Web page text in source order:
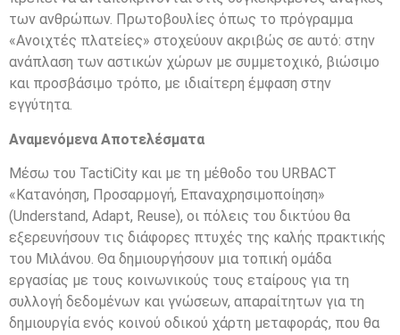
των ανθρώπων. Πρωτοβουλίες όπως το πρόγραμμα
«Ανοιχτές πλατείες» στοχεύουν ακριβώς σε αυτό: στην
ανάπλαση των αστικών χώρων με συμμετοχικό, βιώσιμο
και προσβάσιμο τρόπο, με ιδιαίτερη έμφαση στην
εγγύτητα.
Αναμενόμενα Αποτελέσματα
Μέσω του TactiCity και με τη μέθοδο του URBACT
«Κατανόηση, Προσαρμογή, Επαναχρησιμοποίηση»
(Understand, Adapt, Reuse), οι πόλεις του δικτύου θα
εξερευνήσουν τις διάφορες πτυχές της καλής πρακτικής
του Μιλάνου. Θα δημιουργήσουν μια τοπική ομάδα
εργασίας με τους κοινωνικούς τους εταίρους για τη
συλλογή δεδομένων και γνώσεων, απαραίτητων για τη
δημιουργία ενός κοινού οδικού χάρτη μεταφοράς, που θα